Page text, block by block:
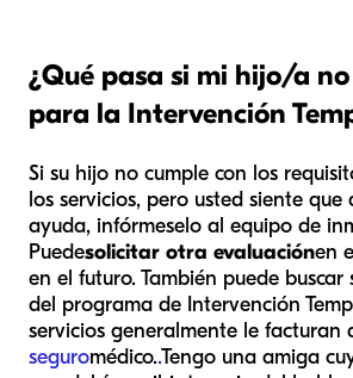
¿Qué pasa si mi hijo/a
para la Intervención
Si su hijo no cumple con los
los servicios, pero usted siente que
ayuda, infórmeselo al equipo de
Puedesolicitar otra evaluaciónen
en el futuro. También puede buscar
del programa de Intervención
servicios generalmente le facturan
seguromédico..Tengo una amiga